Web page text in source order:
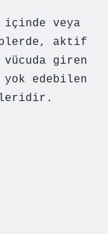
içinde veya
aktif
giren
edebilen